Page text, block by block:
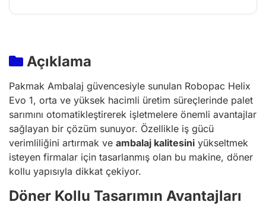
Açıklama
Pakmak Ambalaj güvencesiyle sunulan Robopac Helix
Evo 1, orta ve yüksek hacimli üretim süreçlerinde palet
sarımını otomatikleştirerek işletmelere önemli avantajlar
sağlayan bir çözüm sunuyor. Özellikle iş gücü
verimliliğini artırmak ve ambalaj kalitesini yükseltmek
isteyen firmalar için tasarlanmış olan bu makine, döner
kollu yapısıyla dikkat çekiyor.
Döner Kollu Tasarımın Avantajları